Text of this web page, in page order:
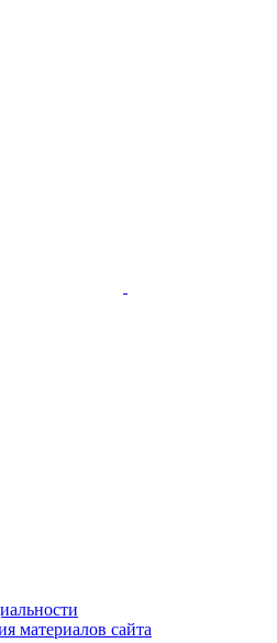
материалов сайта